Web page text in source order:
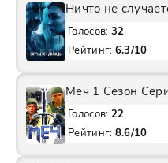
Ничто не
Голосов: 32
Рейтинг: 6.3/10
Меч 1 Сезон
Голосов: 22
Рейтинг: 8.6/10